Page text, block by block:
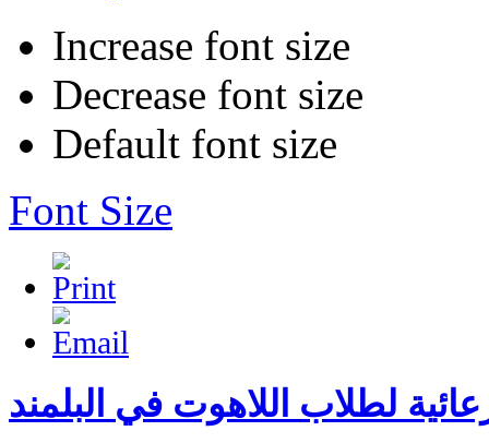
Increase font size
Decrease font size
Default font size
Font Size
لطلاب اللاهوت في البلمند